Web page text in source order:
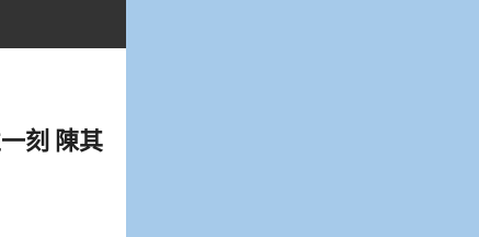
刻 陳其